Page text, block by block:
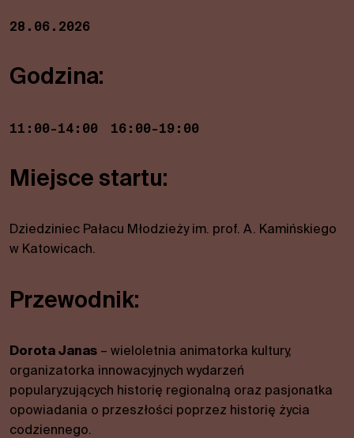
28.06.2026
Godzina:
11:00-14:00 16:00-19:00
Miejsce startu:
Dziedziniec Pałacu Młodzieży im. prof. A. Kamińskiego
w Katowicach.
Przewodnik:
Dorota Janas – wieloletnia animatorka kultury,
organizatorka innowacyjnych wydarzeń
popularyzujących historię regionalną oraz pasjonatka
opowiadania o przeszłości poprzez historię życia
codziennego.
Są one
wymagane
do działania